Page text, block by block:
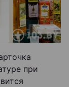
при